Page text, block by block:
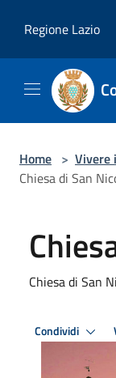
Regione Lazio
Home > Vivere
Chiesa di San
Chiesa di San
Condividi